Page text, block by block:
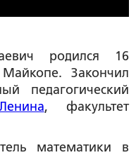
родился 16
Закончил
педагогический
Ленина, факультет
математики в